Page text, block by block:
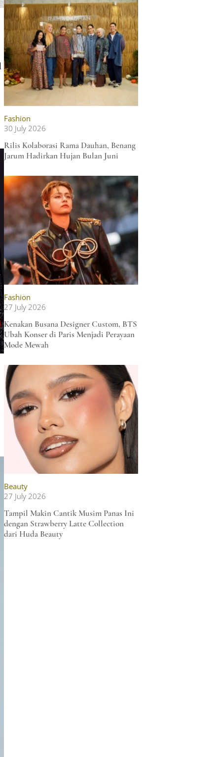
Fashion
30 July 2026
Rilis Kolaborasi Rama Dauhan, Benang
Jarum Hadirkan Hujan Bulan Juni
Fashion
27 July 2026
Kenakan Busana Designer Custom, BTS
Ubah Konser di Paris Menjadi Perayaan
Mode Mewah
Beauty
27 July 2026
Tampil Makin Cantik Musim Panas Ini
dengan Strawberry Latte Collection
dari Huda Beauty